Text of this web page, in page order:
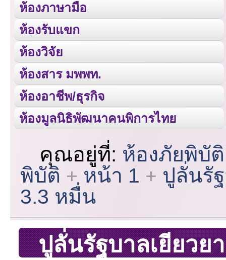
ห้องภาษามือ
ห้องรับแขก
ห้องวิจัย
ห้องสาร มพพท.
ห้องอาชีพ/ธุรกิจ
ห้องมูลนิธิพัฒนาคนพิการไทย
คุณอยู่ที่: ห้องภัยพิบัติ
พิบัติ
หน้า 1
ปูลั่นรั
3.3 หมื่น
ปูลั่นรัฐบาลเยียวย